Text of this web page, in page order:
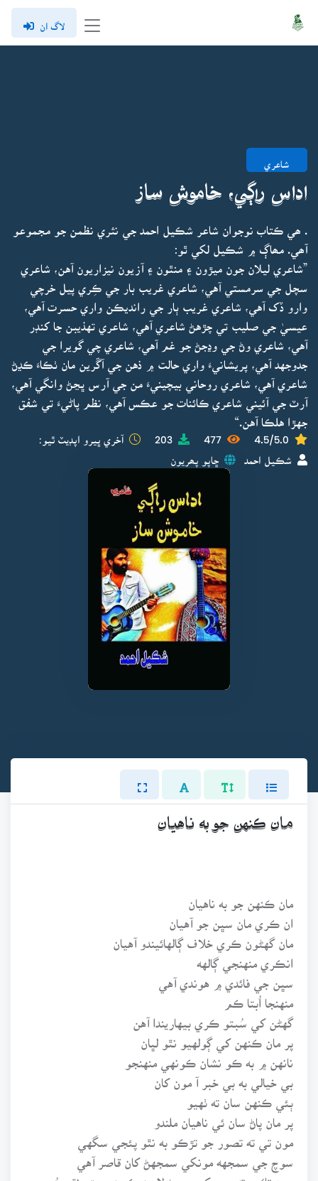
لاگ ان
شاعري
اداس راڳي، خاموش ساز
. ھي ڪتاب نوجوان شاعر شڪيل احمد جي نثري نظمن جو مجموعو
آھي. مھاڳ ۾ شڪيل لکي ٿو:
”شاعري ليلان جون ميڙون ۽ منٿون ۽ آزيون نيزاريون آهن، شاعري
سچل جي سرمستي آهي، شاعري غريب بار جي ڪِري پيل خرچي
وارو ڏک آهي، شاعري غريب ٻار جي رانديڪن واري حسرت آهي،
عيسيٰ جي صليب تي چڙهڻ شاعري آهي، شاعري تهذيبن جا کنڊر
آهي، شاعري وڻ جي وڍجڻ جو غم آهي، شاعري چي گويرا جي
جدوجهد آهي، پريشانيءَ واري حالت ۾ ذهن جي آڱرين مان ٺڪاءَ ڪڍڻ
شاعري آهي، شاعري روحاني بيچينيءَ من جي آرس ڀڃڻ وانگي آهي،
آرٽ جي آئيني شاعري ڪائنات جو عڪس آهي، نظم پاڻيءَ تي شفق
جهڙا هلڪا آهن.“
4.5/5.0
477
203 آخري ڀيرو اپڊيٽ ٿيو:
شڪيل احمد ڇاپو پھريون
مان ڪنهن جو به ناهيان
مان ڪنهن جو به ناهيان
ان ڪري مان سڀن جو آهيان
مان گهڻون ڪري خلاف ڳالهائيندو آهيان
انڪري منهنجي ڳالهه
سڀن جي فائدي ۾ هوندي آهي
منهنجا اُبتا ڪم
گهڻن کي سُبتو ڪري بيهاريندا آهن
پر مان ڪنهن کي ڳولهيو نٿو لڀان
نانهن ۾ به ڪو نشان ڪونهي منهنجو
بي خيالي به بي خبر آ مون کان
ٻئي ڪنهن سان ته ٺهيو
پر مان پاڻ سان ئي ناهيان ملندو
مون تي ته تصور جو تڙڪو به نٿو پئجي سگهي
سوچ جي سمجهه مونکي سمجهڻ کان قاصر آهي
مون تائين ته روح کي پهچڻ لاءِ به ڪوبه رستو نٿو سُجهي